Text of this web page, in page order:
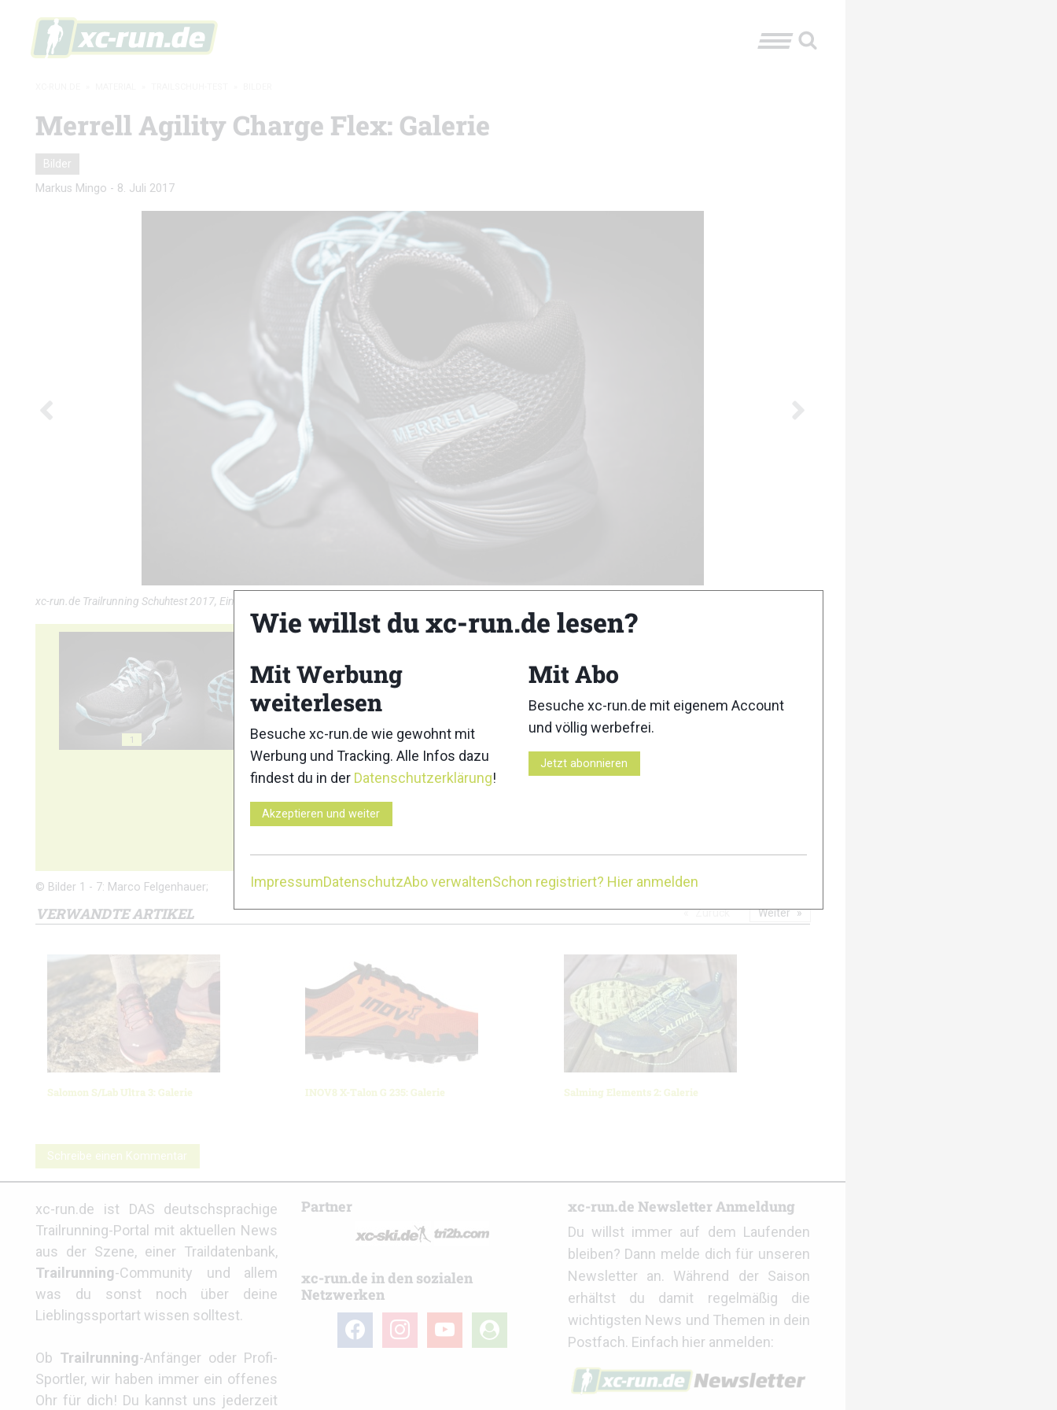
Merrell Agility Charge Flex: Galerie
Bilder
Markus Mingo - 8. Juli 2017
xc-run.de Trailrunning Schuhtest 2017, Einzelmodelle: Merrell Agility Charge © Marco Felgenhauer
1 2 3
6 7
© Bilder 1 - 7: Marco Felgenhauer;
VERWANDTE ARTIKEL
Salomon S/Lab Ultra 3: Galerie INOV8 X-Talon G 235: Galerie Salming Elements 2: Galerie
Zurück Weiter
Schreibe einen Kommentar
xc-run.de ist DAS deutschsprachige
Trailrunning-Portal mit aktuellen News
aus der Szene, einer Traildatenbank,
Trailrunning-Community und allem
was du sonst noch über deine
Lieblingssportart wissen solltest.
Ob Trailrunning-Anfänger oder Profi-
Sportler, wir haben immer ein offenes
Ohr für dich! Du kannst uns jederzeit
Partner
xc-run.de in den sozialen
Netzwerken
facebookinstagramyoutube
user-
circle
xc-run.de Newsletter Anmeldung
Du willst immer auf dem Laufenden
bleiben? Dann melde dich für unseren
Newsletter an. Während der Saison
erhältst du damit regelmäßig die
wichtigsten News und Themen in dein
Postfach. Einfach hier anmelden:
Wie willst du xc-run.de lesen?
Mit Werbung
weiterlesen
Besuche xc-run.de wie gewohnt mit
Werbung und Tracking. Alle Infos dazu
findest du in der Datenschutzerklärung!
Akzeptieren und weiter
Mit Abo
Besuche xc-run.de mit eigenem Account
und völlig werbefrei.
Jetzt abonnieren
ImpressumDatenschutzAbo verwaltenSchon registriert? Hier anmelden